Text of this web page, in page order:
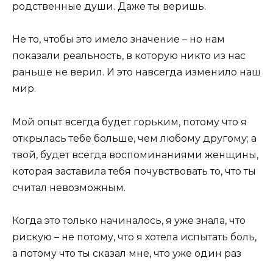
родственные души. Даже ты веришь.
Не то, чтобы это имело значение – но нам
показали реальность, в которую никто из нас
раньше не верил. И это навсегда изменило наш
мир.
Мой опыт всегда будет горьким, потому что я
открылась тебе больше, чем любому другому; а
твой, будет всегда воспоминаниями женщины,
которая заставила тебя почувствовать то, что ты
считал невозможным.
Когда это только начиналось, я уже знала, что
рискую – не потому, что я хотела испытать боль,
а потому что ты сказал мне, что уже один раз